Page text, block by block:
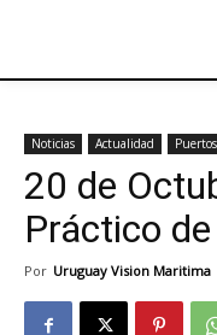
Noticias Actualidad
20 de
Práctico
Por Uruguay Vision Maritima